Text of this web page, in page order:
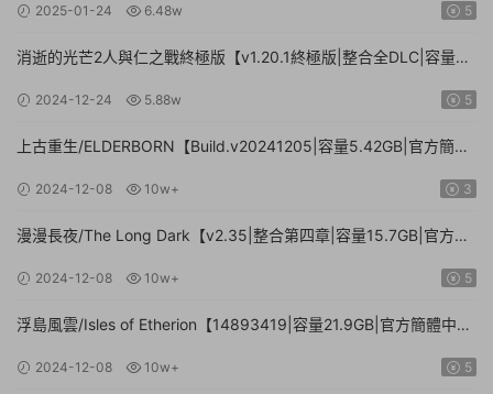
2025-01-24 6.48w 5
消逝的光芒2人與仁之戰終極版【v1.20.1終極版|整合全DLC|容量
2024-12-24 5.88w 5
上古重生/ELDERBORN【Build.v20241205|容量5.42GB|官方簡體
2024-12-08 10w+ 3
漫漫長夜/The Long Dark【v2.35|整合第四章|容量15.7GB|官方簡
2024-12-08 10w+ 5
浮島風雲/Isles of Etherion【14893419|容量21.9GB|官方簡體中
2024-12-08 10w+ 5